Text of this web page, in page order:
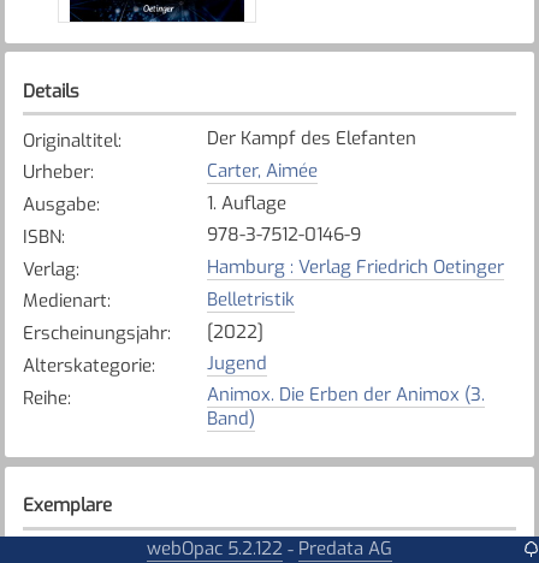
Details
Originaltitel:
Der Kampf des Elefanten
Urheber:
Carter, Aimée
Ausgabe:
1. Auflage
ISBN:
978-3-7512-0146-9
Verlag:
Hamburg : Verlag Friedrich Oetinger
Medienart:
Belletristik
Erscheinungsjahr:
[2022]
Alterskategorie:
Jugend
Reihe:
Animox. Die Erben der Animox (3.
Band)
Exemplare
webOpac 5.2.122 - Predata AG